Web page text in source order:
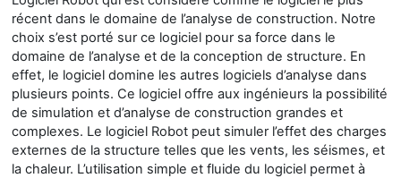
récent dans le domaine de l’analyse de construction. Notre
choix s’est porté sur ce logiciel pour sa force dans le
domaine de l’analyse et de la conception de structure. En
effet, le logiciel domine les autres logiciels d’analyse dans
plusieurs points. Ce logiciel offre aux ingénieurs la possibilité
de simulation et d’analyse de construction grandes et
complexes. Le logiciel Robot peut simuler l’effet des charges
externes de la structure telles que les vents, les séismes, et
la chaleur. L’utilisation simple et fluide du logiciel permet à